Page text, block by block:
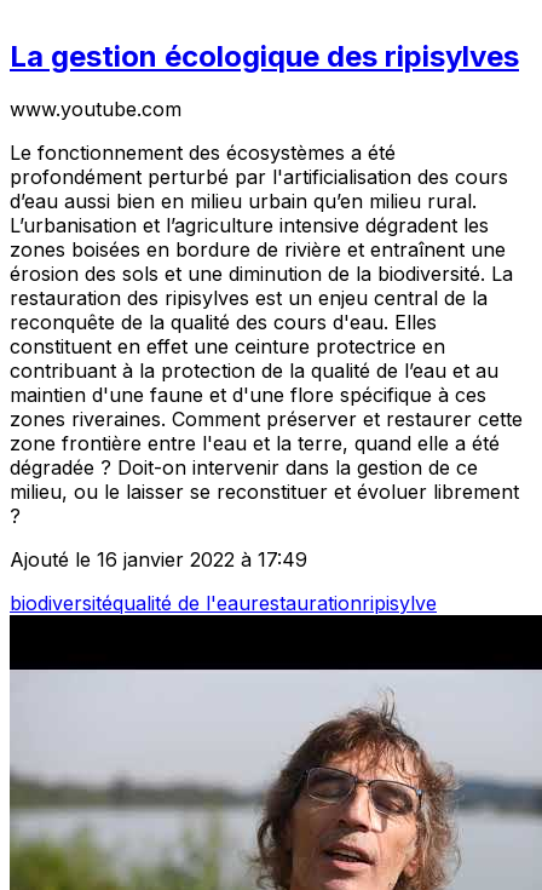
La gestion écologique des ripisylves
www.youtube.com
Le fonctionnement des écosystèmes a été
profondément perturbé par l'artificialisation des cours
d’eau aussi bien en milieu urbain qu’en milieu rural.
L’urbanisation et l’agriculture intensive dégradent les
zones boisées en bordure de rivière et entraînent une
érosion des sols et une diminution de la biodiversité. La
restauration des ripisylves est un enjeu central de la
reconquête de la qualité des cours d'eau. Elles
constituent en effet une ceinture protectrice en
contribuant à la protection de la qualité de l’eau et au
maintien d'une faune et d'une flore spécifique à ces
zones riveraines. Comment préserver et restaurer cette
zone frontière entre l'eau et la terre, quand elle a été
dégradée ? Doit-on intervenir dans la gestion de ce
milieu, ou le laisser se reconstituer et évoluer librement
?
Ajouté le 16 janvier 2022 à 17:49
biodiversitéqualité de l'eaurestaurationripisylve